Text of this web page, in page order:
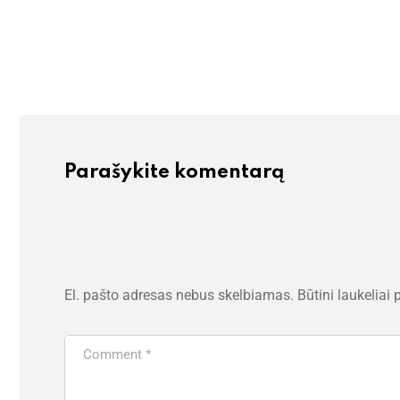
Parašykite komentarą
El. pašto adresas nebus skelbiamas. Būtini laukeliai